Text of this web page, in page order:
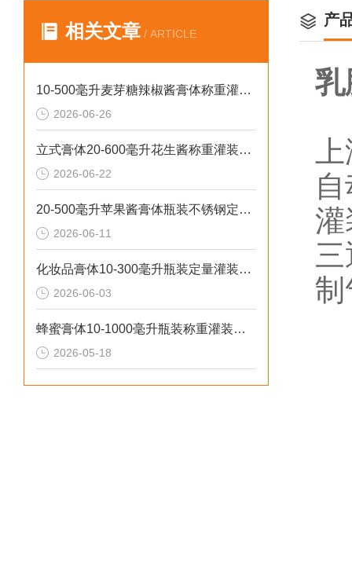
相关文章 / ARTICLE
10-500毫升麦芽糖辣椒酱膏体称重灌装机厂家批发
2026-06-26
立式膏体20-600毫升花生酱称重灌装机性价比高
2026-06-22
20-500毫升苹果酱膏体瓶装不锈钢定量灌装机设备
2026-06-11
化妆品膏体10-300毫升瓶装定量灌装机操作流程
2026-06-03
蜂蜜膏体10-1000毫升瓶装称重灌装机工作原理
2026-05-18
产
乳
制